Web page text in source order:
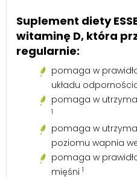
Suplement diety
witaminę D, która
regularnie:
pomaga w
układu
pomaga w
1
pomaga w
poziomu wapnia
pomaga w
mięśni 1